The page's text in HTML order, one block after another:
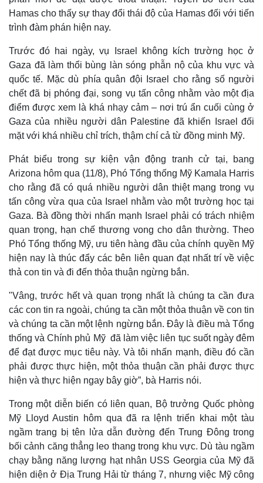
Thế giới
Quan sát
Cuộc sống đó đây
Hồ sơ
Multimedia
Video
Ảnh
E-Magazine
Infographic
Hamas cho thấy sự thay đổi thái độ của Hamas đối với tiến
trình đàm phán hiện nay.
Trước đó hai ngày, vụ Israel không kích trường học ở
Gaza đã làm thổi bùng làn sóng phẫn nộ của khu vực và
quốc tế. Mặc dù phía quân đội Israel cho rằng số người
chết đã bị phóng đại, song vụ tấn công nhằm vào một địa
điểm được xem là khá nhạy cảm – nơi trú ẩn cuối cùng ở
Gaza của nhiều người dân Palestine đã khiến Israel đối
mặt với khá nhiều chỉ trích, thậm chí cả từ đồng minh Mỹ.
Phát biểu trong sự kiện vận động tranh cử tại, bang
Arizona hôm qua (11/8), Phó Tổng thống Mỹ Kamala Harris
cho rằng đã có quá nhiều người dân thiệt mạng trong vụ
tấn công vừa qua của Israel nhằm vào một trường học tại
Gaza. Bà đồng thời nhấn mạnh Israel phải có trách nhiệm
quan trọng, hạn chế thương vong cho dân thường. Theo
Phó Tổng thống Mỹ, ưu tiên hàng đầu của chính quyền Mỹ
hiện nay là thúc đẩy các bên liên quan đạt nhất trí về việc
thả con tin và đi đến thỏa thuận ngừng bắn.
"Vâng, trước hết và quan trọng nhất là chúng ta cần đưa
các con tin ra ngoài, chúng ta cần một thỏa thuận về con tin
và chúng ta cần một lệnh ngừng bắn. Đây là điều mà Tổng
thống và Chính phủ Mỹ đã làm việc liên tục suốt ngày đêm
để đạt được mục tiêu này. Và tôi nhấn mạnh, điều đó cần
phải được thực hiện, một thỏa thuận cần phải được thực
hiện và thực hiện ngay bây giờ”, bà Harris nói.
Trong một diễn biến có liên quan, Bộ trưởng Quốc phòng
Mỹ Lloyd Austin hôm qua đã ra lệnh triển khai một tàu
ngầm trang bị tên lửa dẫn đường đến Trung Đông trong
bối cảnh căng thẳng leo thang trong khu vực. Dù tàu ngầm
chạy bằng năng lượng hạt nhân USS Georgia của Mỹ đã
hiện diện ở Địa Trung Hải từ tháng 7, nhưng việc Mỹ công